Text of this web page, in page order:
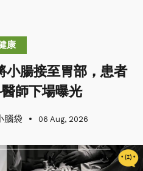
康
小腸接至胃部，患者
師下場曝光
腦袋 06 Aug, 2026